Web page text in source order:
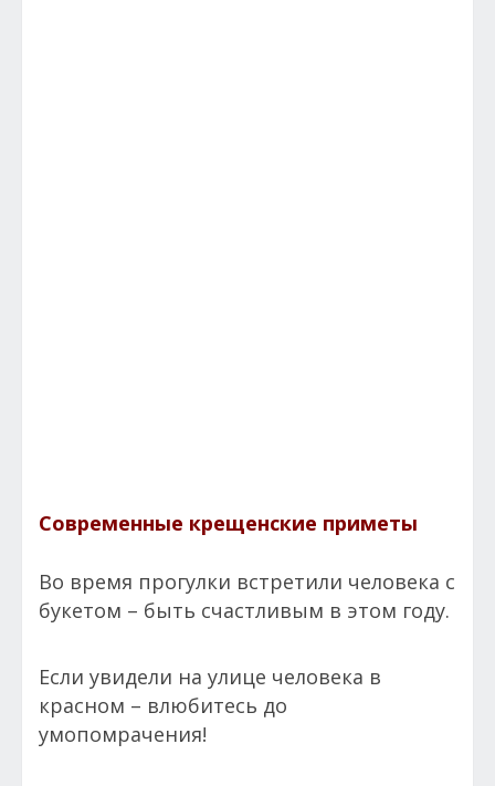
Современные крещенские приметы
Во время прогулки встретили человека с
букетом – быть счастливым в этом году.
Если увидели на улице человека в
красном – влюбитесь до
умопомрачения!